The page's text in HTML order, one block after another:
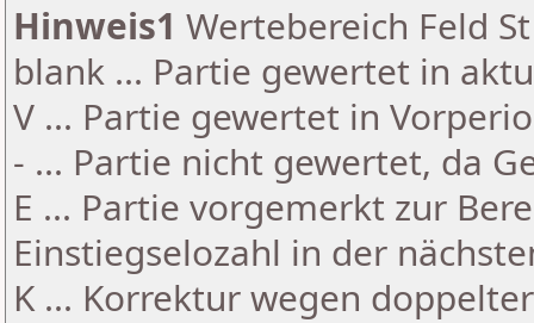
Hinweis1 Wertebereich Feld
blank ... Partie gewertet in
V ... Partie gewertet in
- ... Partie nicht gewertet, da
E ... Partie vorgemerkt zur
Einstiegselozahl in der
K ... Korrektur wegen